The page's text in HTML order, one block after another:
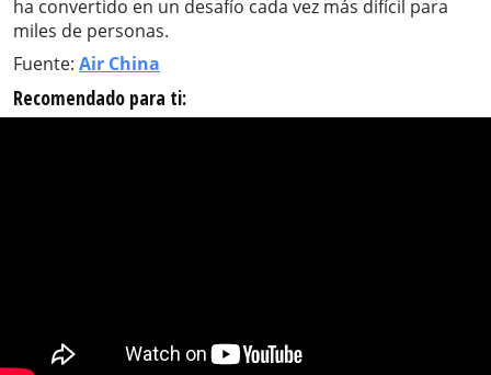
ha convertido en un desafío cada vez más difícil para
miles de personas.
Fuente: Air China
Recomendado para ti: